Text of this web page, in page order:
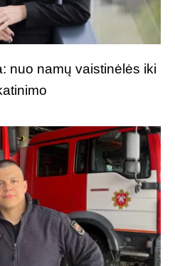
nuo namų vaistinėlės iki